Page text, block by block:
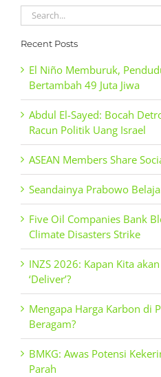
Search
for:
Recent Posts
El Niño Memburuk,
Bertambah 49 Juta Jiwa
Abdul El-Sayed: Bocah
Racun Politik Uang Israel
ASEAN Members Share
Seandainya Prabowo
Five Oil Companies Bank
Climate Disasters Strike
INZS 2026: Kapan Kita
‘Deliver’?
Mengapa Harga Karbon di
Beragam?
BMKG: Awas Potensi
Parah